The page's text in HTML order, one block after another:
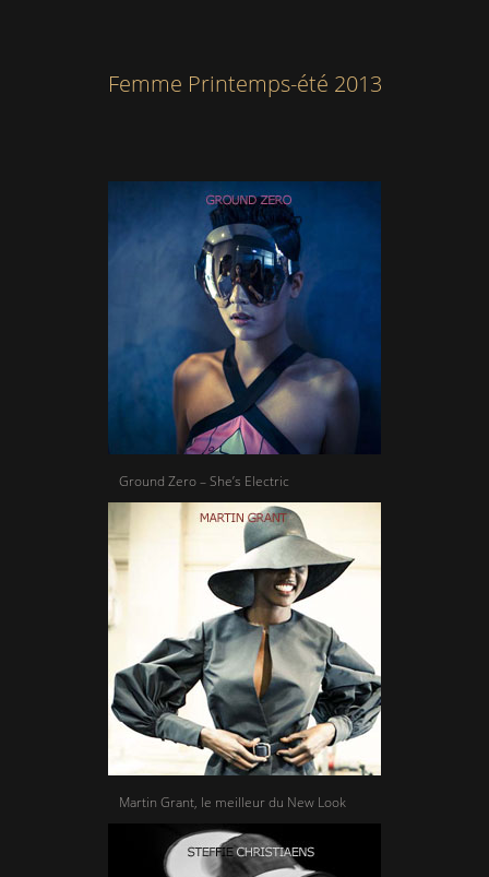
Femme Printemps-été 2013
Ground Zero – She’s Electric
Martin Grant, le meilleur du New Look